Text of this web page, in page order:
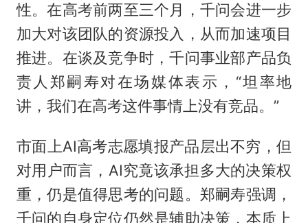
性。在高考前两至三个月，千问会进一步
加大对该团队的资源投入，从而加速项目
推进。在谈及竞争时，千问事业部产品负
责人郑嗣寿对在场媒体表示，“坦率地
讲，我们在高考这件事情上没有竞品。”
市面上AI高考志愿填报产品层出不穷，但
对用户而言，AI究竟该承担多大的决策权
重，仍是值得思考的问题。郑嗣寿强调，
千问的自身定位仍然是辅助决策，本质上